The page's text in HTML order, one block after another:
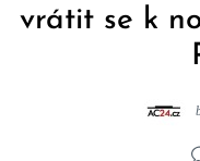
vrátit se k